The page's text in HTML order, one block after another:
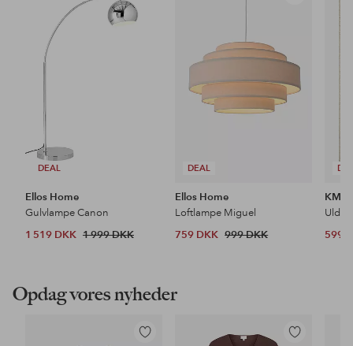
DEAL
til
Ellos Home
Gulvlampe Canon
1 519 DKK 1 999 DKK
DEAL
Ellos Home
Loftlampe Miguel
759 DKK 999 DKK
KM
599
Opdag vores nyheder
Tilføj
Tilføj